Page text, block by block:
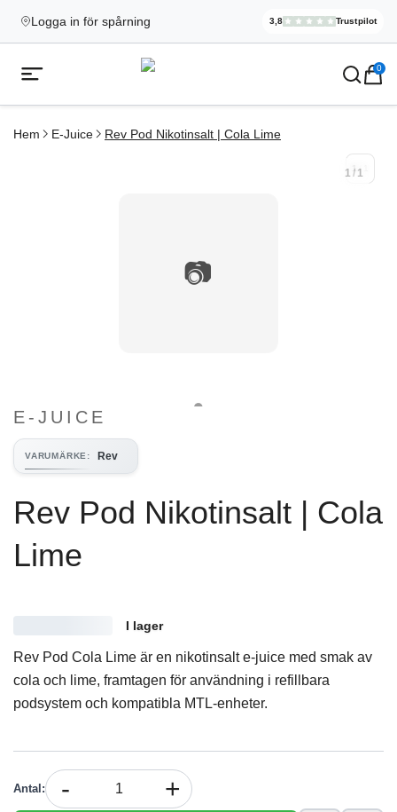
Logga in för spårning
Elekcig.se
3,8 Trustpilot
,3 071
Öppna mobilmeny
Ecigg → Köp e-cigarett och 0
Hem E-Juice Rev Pod Nikotinsalt | Cola Lime
📷
1 / 1
1 /
E-JUICE
VARUMÄRKE : Rev
Rev Pod Nikotinsalt | Cola
Lime
I lager
Rev Pod Cola Lime är en nikotinsalt e-juice med smak av
cola och lime, framtagen för användning i refillbara
podsystem och kompatibla MTL-enheter.
Antal : - +